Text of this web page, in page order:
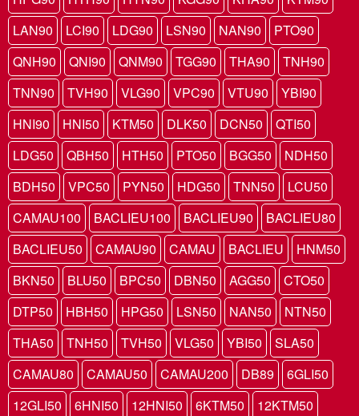
LAN90
LCI90 LDG90 LSN90 NAN90
PTO90
QNH90
QNI90 QNM90 TGG90 THA90
TNH90
TNN90
TVH90 VLG90 VPC90 VTU90
YBI90
HNI90
HNI50 KTM50 DLK50 DCN50
QTI50
LDG50
QBH50 HTH50 PTO50 BGG50
NDH50
BDH50
VPC50 PYN50 HDG50 TNN50
LCU50
CAMAU100
BACLIEU100 BACLIEU90
BACLIEU80
BACLIEU50
CAMAU90 CAMAU BACLIEU
HNM50
BKN50
BLU50 BPC50 DBN50 AGG50
CTO50
DTP50
HBH50 HPG50 LSN50 NAN50
NTN50
THA50
TNH50 TVH50 VLG50 YBI50
SLA50
CAMAU80
CAMAU50 CAMAU200 DB89
6GLI50
12GLI50
6HNI50 12HNI50 6KTM50
12KTM50